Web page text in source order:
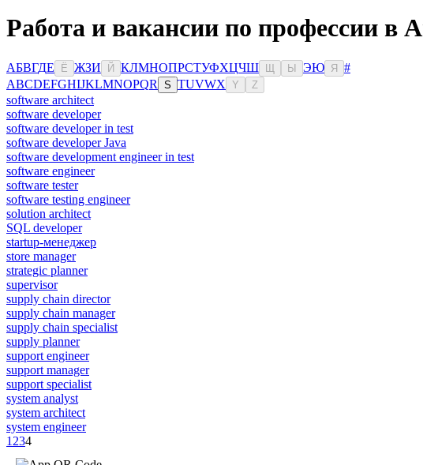
Работа и вакансии по профессии в
АБВГДЕ Ё ЖЗИ Й КЛМНОПРСТУФХЦЧШ Ы ЭЮ Я
#
ABCDEFGHIJKLMNOPQR S TUVWX Y Z
software architect
software developer
software developer in test
software developer Java
software development engineer in test
software engineer
software tester
software testing engineer
solution architect
SQL developer
startup-менеджер
store manager
strategic planner
supervisor
supply chain director
supply chain manager
supply chain specialist
supply planner
support engineer
support manager
support specialist
system analyst
system architect
system engineer
1 234